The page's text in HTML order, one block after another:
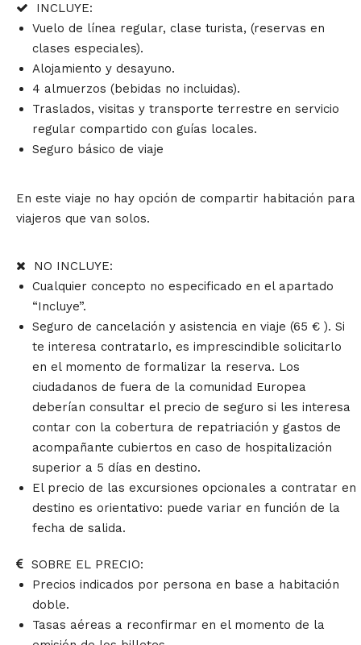
INCLUYE:
Vuelo de línea regular, clase turista, (reservas en
clases especiales).
Alojamiento y desayuno.
4 almuerzos (bebidas no incluidas).
Traslados, visitas y transporte terrestre en servicio
regular compartido con guías locales.
Seguro básico de viaje
En este viaje no hay opción de compartir habitación para
viajeros que van solos.
NO INCLUYE:
Cualquier concepto no especificado en el apartado
“Incluye”.
Seguro de cancelación y asistencia en viaje (65 € ). Si
te interesa contratarlo, es imprescindible solicitarlo
en el momento de formalizar la reserva. Los
ciudadanos de fuera de la comunidad Europea
deberían consultar el precio de seguro si les interesa
contar con la cobertura de repatriación y gastos de
acompañante cubiertos en caso de hospitalización
superior a 5 días en destino.
El precio de las excursiones opcionales a contratar en
destino es orientativo: puede variar en función de la
fecha de salida.
SOBRE EL PRECIO:
Precios indicados por persona en base a habitación
doble.
Tasas aéreas a reconfirmar en el momento de la